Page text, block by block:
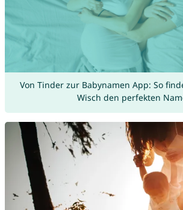
Von Tinder zur Babynamen App: So
Wisch den perfekten